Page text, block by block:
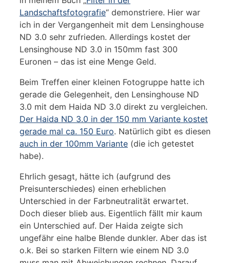
Landschaftsfotografie“ demonstriere. Hier war
ich in der Vergangenheit mit dem Lensinghouse
ND 3.0 sehr zufrieden. Allerdings kostet der
Lensinghouse ND 3.0 in 150mm fast 300
Euronen – das ist eine Menge Geld.
Beim Treffen einer kleinen Fotogruppe hatte ich
gerade die Gelegenheit, den Lensinghouse ND
3.0 mit dem Haida ND 3.0 direkt zu vergleichen.
Der Haida ND 3.0 in der 150 mm Variante kostet
gerade mal ca. 150 Euro. Natürlich gibt es diesen
auch in der 100mm Variante (die ich getestet
habe).
Ehrlich gesagt, hätte ich (aufgrund des
Preisunterschiedes) einen erheblichen
Unterschied in der Farbneutralität erwartet.
Doch dieser blieb aus. Eigentlich fällt mir kaum
ein Unterschied auf. Der Haida zeigte sich
ungefähr eine halbe Blende dunkler. Aber das ist
o.k. Bei so starken Filtern wie einem ND 3.0